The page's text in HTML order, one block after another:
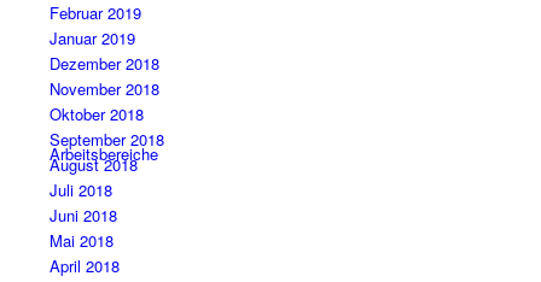
Arbeitsbereiche
Februar 2019
Januar 2019
Dezember 2018
November 2018
Oktober 2018
September 2018
August 2018
Juli 2018
Juni 2018
Mai 2018
April 2018